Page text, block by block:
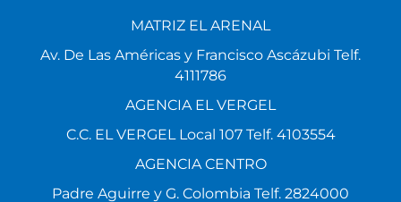
MATRIZ EL ARENAL
Av. De Las Américas y Francisco Ascázubi Telf.
4111786
AGENCIA EL VERGEL
C.C. EL VERGEL Local 107 Telf. 4103554
AGENCIA CENTRO
Padre Aguirre y G. Colombia Telf. 2824000